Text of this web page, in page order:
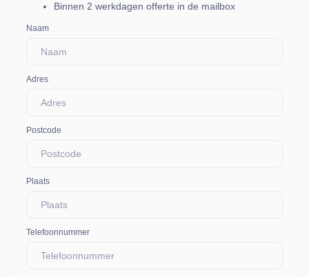
Binnen 2 werkdagen offerte in de mailbox
Naam
Adres
Postcode
Plaats
Telefoonnummer